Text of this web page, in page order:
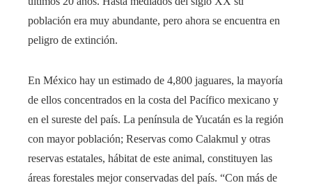
población era muy abundante, pero ahora se encuentra en
peligro de extinción.
En México hay un estimado de 4,800 jaguares, la mayoría
de ellos concentrados en la costa del Pacífico mexicano y
en el sureste del país. La península de Yucatán es la región
con mayor población; Reservas como Calakmul y otras
reservas estatales, hábitat de este animal, constituyen las
áreas forestales mejor conservadas del país. “Con más de